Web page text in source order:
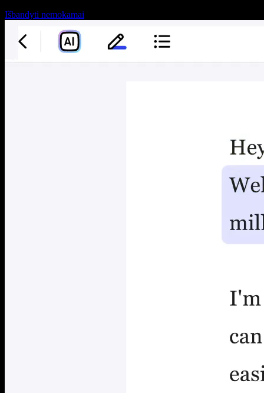
Išbandyti nemokamai